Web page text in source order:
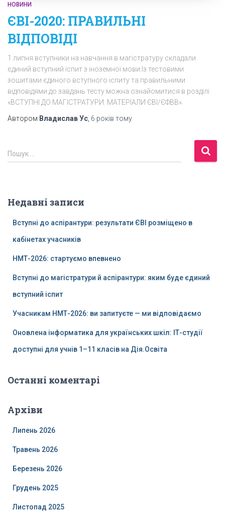
НОВИНИ
ЄВІ-2020: ПРАВИЛЬНІ
ВІДПОВІДІ
1 липня вступники на навчання в магістратуру складали
єдиний вступний іспит з іноземної мови.Із тестовими
зошитами єдиного вступного іспиту та правильними
відповідями до завдань тесту можна ознайомитися в розділі
«ВСТУПНІ ДО МАГІСТРАТУРИ. МАТЕРІАЛИ ЄВІ/ЄФВВ».
Автором Владислав Ус 6 років тому
П
о
:
Пошук …
Недавні записи
Вступні до аспірантури: результати ЄВІ розміщено в
кабінетах учасників
НМТ-2026: стартуємо впевнено
Вступні до магістратури й аспірантури: яким буде єдиний
вступний іспит
Учасникам НМТ-2026: ви запитуєте — ми відповідаємо
Оновлена інформатика для українських шкіл: ІТ-студії
доступні для учнів 1–11 класів на Дія.Освіта
Останні коментарі
Архіви
Липень 2026
Травень 2026
Березень 2026
Грудень 2025
Листопад 2025